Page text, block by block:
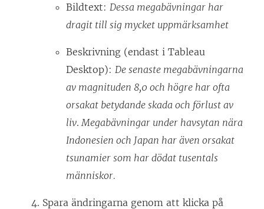
Bildtext: Dessa megabävningar har
dragit till sig mycket uppmärksamhet
Beskrivning (endast i Tableau
Desktop): De senaste megabävningarna
av magnituden 8,0 och högre har ofta
orsakat betydande skada och förlust av
liv. Megabävningar under havsytan nära
Indonesien och Japan har även orsakat
tsunamier som har dödat tusentals
människor.
Spara ändringarna genom att klicka på